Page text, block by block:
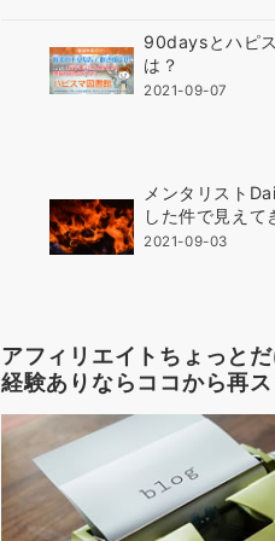
90daysとハピ
は？
2021-09-07
メンタリスト
した件で見えて
2021-09-03
アフィリエイトちょっと
経験ありならココから再ス